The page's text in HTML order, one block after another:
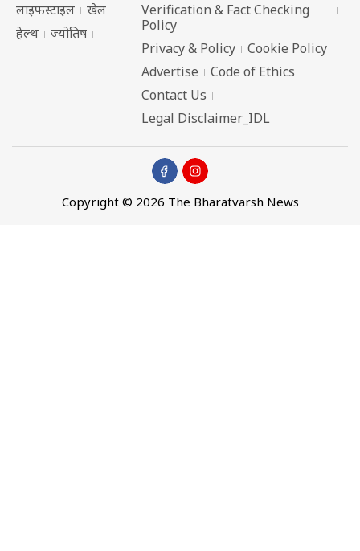
लाइफस्टाइल
खेल
हेल्थ
ज्योतिष
Verification & Fact Checking
Policy
Privacy & Policy
Cookie Policy
Advertise
Code of Ethics
Contact Us
Legal Disclaimer_IDL
Copyright © 2026 The Bharatvarsh News